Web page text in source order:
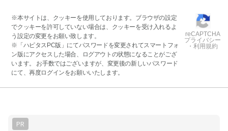
※本サイトは、クッキーを使用しております。ブラウザの設定
でクッキーを許可していない場合は、クッキーを受け入れるよ
う設定の変更をお願い致します。
※「ハピタスPC版」にてパスワードを変更されてスマートフォ
ン版にアクセスした場合、ログアウトの状態になることがござ
います。 お手数ではございますが、変更後の新しいパスワード
にて、再度ログインをお願いいたします。
reCAPTCHA
プライバシー
・利用規約
PR